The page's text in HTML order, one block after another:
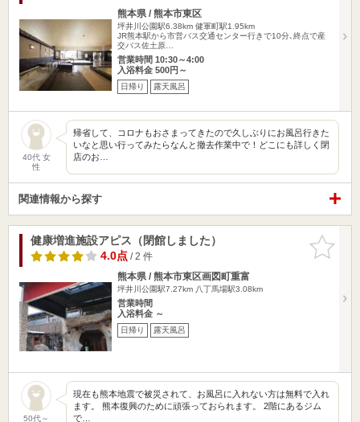
熊本県 / 熊本市東区
坪井川公園駅6.38km 健軍町駅1.95km
JR熊本駅から市営バス交通センター行きで10分､終点で産
交バス佐土原…
営業時間 10:30～4:00
入浴料金 500円～
日帰り 露天風呂
40代 女
性
帰省して、コロナもおさまってきたので久しぶりにお風呂行きた
いなと思い行ってみたらなんと撤去作業中で！どこにも詳しく閉
店のお…
関連情報から探す
お気に入
りに追加
健康増進施設アピス（閉館しました）
4.0点/ 2 件
熊本県 / 熊本市東区画図町重富
坪井川公園駅7.27km 八丁馬場駅3.08km
営業時間
入浴料金 ～
日帰り 露天風呂
50代～
現在も熊本地震で被災されて、お風呂に入れない方は無料で入れ
ます。 熊本復興のために頑張っておられます。 2階にあるジム
で…